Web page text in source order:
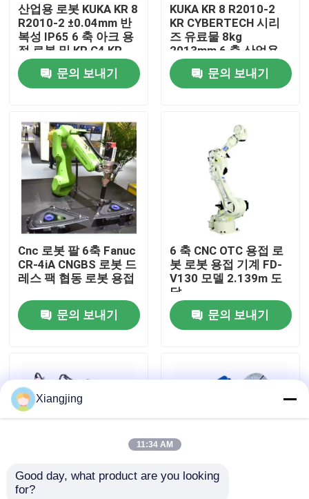
제품
비디오
우리 에 관한 것
공장 투어
품질 관리
블로그
인용 을 요청 하십시오
산업적 로봇 팔
산업용 로봇 KUKA KR 8
R2010-2 ±0.04mm 반
복성 IP65 6 축 아크 용
접 로봇 및 KR C4 KR
C5 KR C5-2 제어 캐비
닛
문의 보내기
KUKA KR 8 R2010-2
KR CYBERTECH 시리
즈 유료물 8kg
2013mm 6 축 산업용
로봇 TBi RM2 로봇 용
접 전구 문의 보내기
Cnc 로봇 팔 6축 Fanuc
CR-4iA CNGBS 로봇 드
레스 팩 협동 로봇 용접
문의 보내기
6 축 CNC OTC 용접 로
봇 로봇 용접 기계 FD-
V130 모델 2.139m 도
달
문의 보내기
레이져 용접기와 화낙
Xiangjing
11:34 AM
Good day, what product are you looking
for?